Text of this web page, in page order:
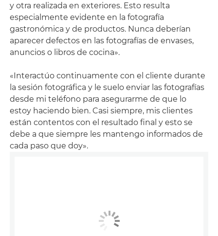
y otra realizada en exteriores. Esto resulta
especialmente evidente en la fotografía
gastronómica y de productos. Nunca deberían
aparecer defectos en las fotografías de envases,
anuncios o libros de cocina».
«Interactúo continuamente con el cliente durante
la sesión fotográfica y le suelo enviar las fotografías
desde mi teléfono para asegurarme de que lo
estoy haciendo bien. Casi siempre, mis clientes
están contentos con el resultado final y esto se
debe a que siempre les mantengo informados de
cada paso que doy».